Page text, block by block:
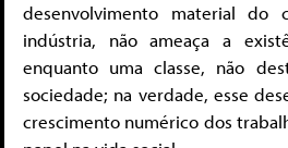
desenvolvimento material do
indústria, não ameaça a
enquanto uma classe, não
sociedade; na verdade, esse
crescimento numérico dos